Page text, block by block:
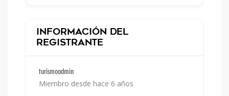
Información del
registrante
turismoadmin
Miembro desde hace 6 años